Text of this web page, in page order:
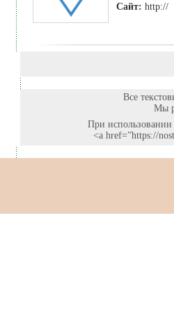
Сайт: http://
Все
Мы
При использовании
<a href=”https://